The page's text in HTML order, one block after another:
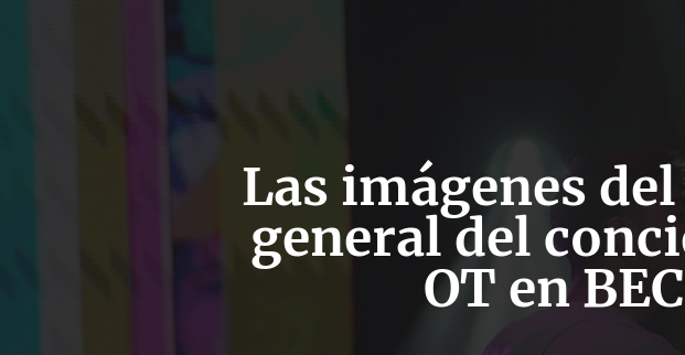
Las imágenes
general del
OT en BEC